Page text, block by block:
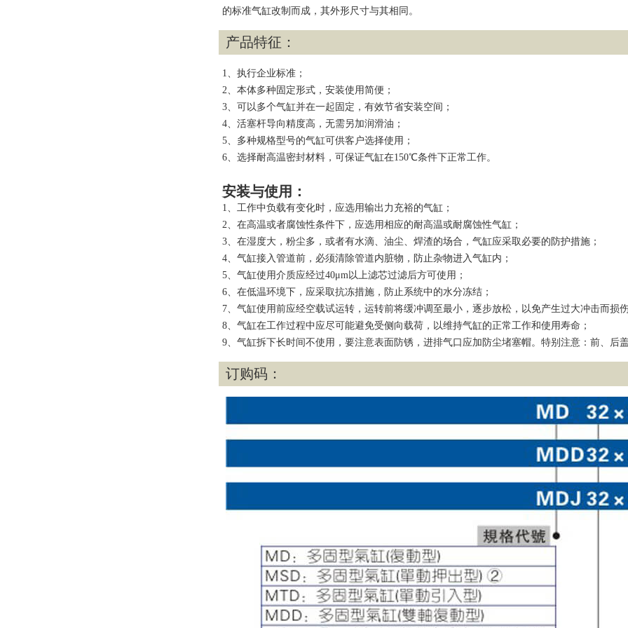
的标准气缸改制而成，其外形尺寸与其相同。
产品特征：
1、执行企业标准；
2、本体多种固定形式，安装使用简便；
3、可以多个气缸并在一起固定，有效节省安装空间；
4、活塞杆导向精度高，无需另加润滑油；
5、多种规格型号的气缸可供客户选择使用；
6、选择耐高温密封材料，可保证气缸在150℃条件下正常工作。
安装与使用：
1、工作中负载有变化时，应选用输出力充裕的气缸；
2、在高温或者腐蚀性条件下，应选用相应的耐高温或耐腐蚀性气缸；
3、在湿度大，粉尘多，或者有水滴、油尘、焊渣的场合，气缸应采取必要的防护措施；
4、气缸接入管道前，必须清除管道内脏物，防止杂物进入气缸内；
5、气缸使用介质应经过40μm以上滤芯过滤后方可使用；
6、在低温环境下，应采取抗冻措施，防止系统中的水分冻结；
7、气缸使用前应经空载试运转，运转前将缓冲调至最小，逐步放松，以免产生过大冲击而损
8、气缸在工作过程中应尽可能避免受侧向载荷，以维持气缸的正常工作和使用寿命；
9、气缸拆下长时间不使用，要注意表面防锈，进排气口应加防尘堵塞帽。特别注意：前、后
订购码：